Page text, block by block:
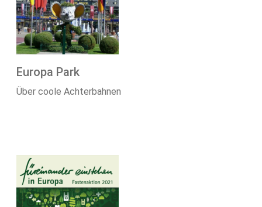
Europa Park
Über coole Achterbahnen